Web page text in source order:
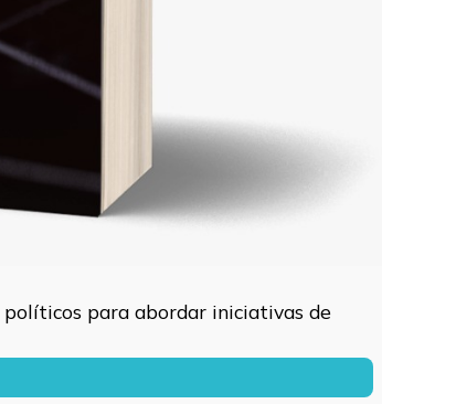
para abordar iniciativas de